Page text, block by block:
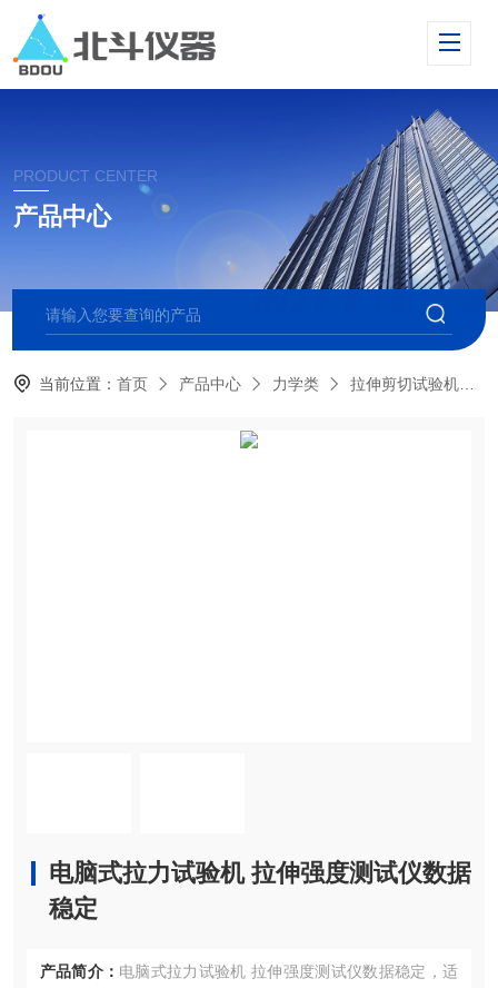
PRODUCT CENTER
产品中心
当前位置：首页 产品中心 力学类 拉伸剪切试验机
电脑式拉力试验机 拉伸强度测试仪数据
稳定
产品简介： 电脑式拉力试验机 拉伸强度测试仪数据稳定，适